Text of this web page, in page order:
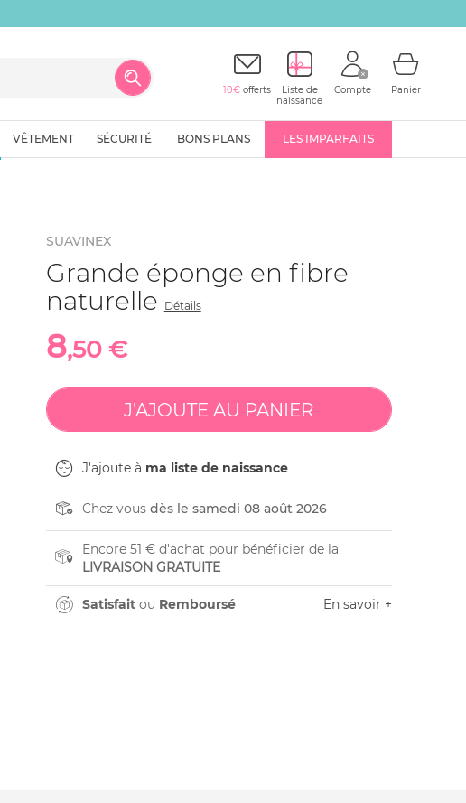
10€ offerts
Liste de
naissance
Compte Panier
VÊTEMENT SÉCURITÉ BONS PLANS LES IMPARFAITS
SUAVINEX
Grande éponge en fibre
naturelle Détails
8,50 €
J'ajoute à ma liste de naissance
Chez vous dès le samedi 08 août 2026
Encore 51 € d'achat pour bénéficier de la
LIVRAISON GRATUITE
Satisfaitou Remboursé En savoir +